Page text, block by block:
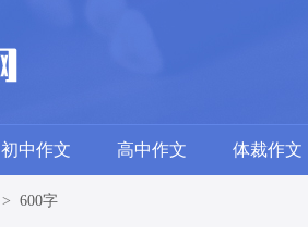
初中作文 高中作文 体裁作文
> 600字